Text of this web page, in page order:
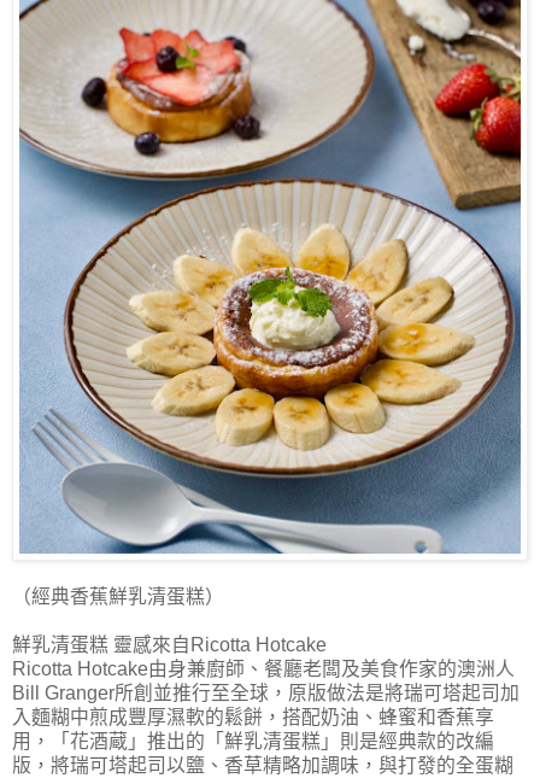
（經典香蕉鮮乳清蛋糕）
鮮乳清蛋糕 靈感來自Ricotta Hotcake
Ricotta Hotcake由身兼廚師、餐廳老闆及美食作家的澳洲人
Bill Granger所創並推行至全球，原版做法是將瑞可塔起司加
入麵糊中煎成豐厚濕軟的鬆餅，搭配奶油、蜂蜜和香蕉享
用，「花酒蔵」推出的「鮮乳清蛋糕」則是經典款的改編
版，將瑞可塔起司以鹽、香草精略加調味，與打發的全蛋糊